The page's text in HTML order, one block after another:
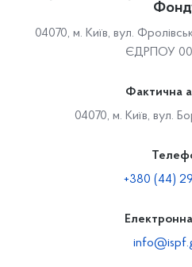
04070, м. Київ, вул.
ЄДРПОУ
Фактична
04070, м. Київ, вул.
+380 (44)